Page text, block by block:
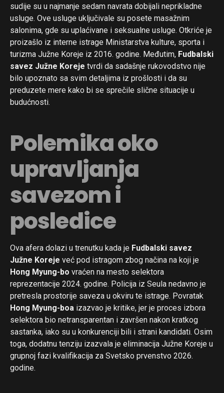
sudije su u najmanje sedam navrata dobijali neprikladne
usluge. Ove usluge uključivale su posete masažnim
salonima, gde su uplaćivane i seksualne usluge. Otkriće je
proizašlo iz interne istrage Ministarstva kulture, sporta i
turizma Južne Koreje iz 2016. godine. Međutim, Fudbalski
savez Južne Koreje tvrdi da sadašnje rukovodstvo nije
bilo upoznato sa svim detaljima iz prošlosti i da su
preduzete mere kako bi se sprečile slične situacije u
budućnosti.
Polemika oko
upravljanja
savezom i
posledice
Ova afera dolazi u trenutku kada je Fudbalski savez
Južne Koreje već pod istragom zbog načina na koji je
Hong Myung-bo vraćen na mesto selektora
reprezentacije 2024. godine. Policija iz Seula nedavno je
pretresla prostorije saveza u okviru te istrage. Povratak
Hong Myung-boa izazvao je kritike, jer je proces izbora
selektora bio netransparentan i završen nakon kratkog
sastanka, iako su u konkurenciji bili i strani kandidati. Osim
toga, dodatnu tenziju izazvala je eliminacija Južne Koreje u
grupnoj fazi kvalifikacija za Svetsko prvenstvo 2026.
godine.